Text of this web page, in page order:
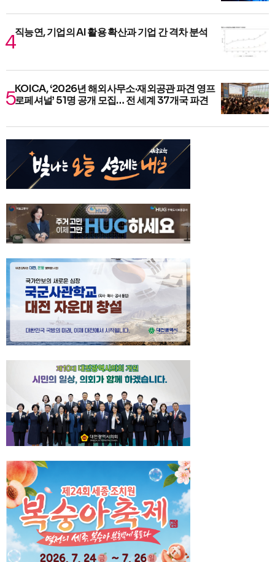
직능연, 기업의 AI 활용 확산과 기업 간 격차 분석
KOICA, ‘2026년 해외사무소·재외공관 파견 영프
로페셔널’ 51명 공개 모집… 전 세계 37개국 파견